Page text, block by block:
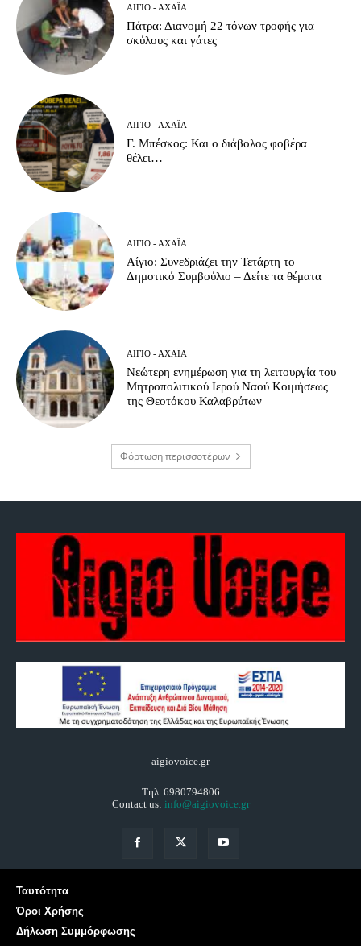
ΑΊΓΙΟ - ΑΧΑΪ́Α
Πάτρα: Διανομή 22 τόνων τροφής για
σκύλους και γάτες
ΑΊΓΙΟ - ΑΧΑΪ́Α
Γ. Μπέσκος: Και ο διάβολος φοβέρα
θέλει…
ΑΊΓΙΟ - ΑΧΑΪ́Α
Αίγιο: Συνεδριάζει την Τετάρτη το
Δημοτικό Συμβούλιο – Δείτε τα θέματα
ΑΊΓΙΟ - ΑΧΑΪ́Α
Νεώτερη ενημέρωση για τη λειτουργία του
Μητροπολιτικού Ιερού Ναού Κοιμήσεως
της Θεοτόκου Καλαβρύτων
Φόρτωση περισσοτέρων
aigiovoice.gr
Τηλ. 6980794806
Contact us: info@aigiovoice.gr
Ταυτότητα
Όροι Χρήσης
Δήλωση Συμμόρφωσης